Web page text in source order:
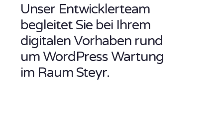
Unser Entwicklerteam
begleitet Sie bei Ihrem
digitalen Vorhaben rund
um WordPress Wartung
im Raum Steyr.